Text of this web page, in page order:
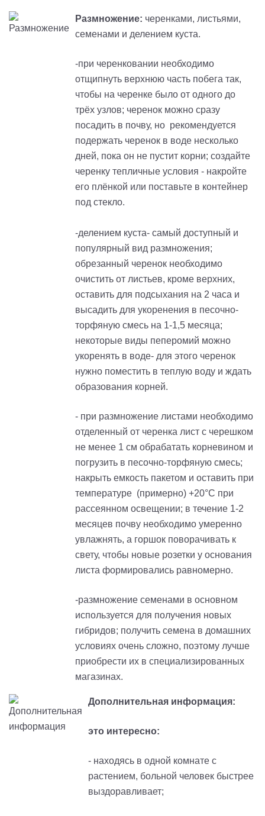
Размножение: черенками, листьями,
семенами и делением куста.
-при черенковании необходимо
отщипнуть верхнюю часть побега так,
чтобы на черенке было от одного до
трёх узлов; черенок можно сразу
посадить в почву, но рекомендуется
подержать черенок в воде несколько
дней, пока он не пустит корни; создайте
черенку тепличные условия - накройте
его плёнкой или поставьте в контейнер
под стекло.
-делением куста- самый доступный и
популярный вид размножения;
обрезанный черенок необходимо
очистить от листьев, кроме верхних,
оставить для подсыхания на 2 часа и
высадить для укоренения в песочно-
торфяную смесь на 1-1,5 месяца;
некоторые виды пеперомий можно
укоренять в воде- для этого черенок
нужно поместить в теплую воду и ждать
образования корней.
- при размножение листами необходимо
отделенный от черенка лист с черешком
не менее 1 см обрабатать корневином и
погрузить в песочно-торфяную смесь;
накрыть емкость пакетом и оставить при
температуре (примерно) +20°С при
рассеянном освещении; в течение 1-2
месяцев почву необходимо умеренно
увлажнять, а горшок поворачивать к
свету, чтобы новые розетки у основания
листа формировались равномерно.
-размножение семенами в основном
используется для получения новых
гибридов; получить семена в домашних
условиях очень сложно, поэтому лучше
приобрести их в специализированных
магазинах.
Дополнительная информация:
это интересно:
- находясь в одной комнате с
растением, больной человек быстрее
выздоравливает;